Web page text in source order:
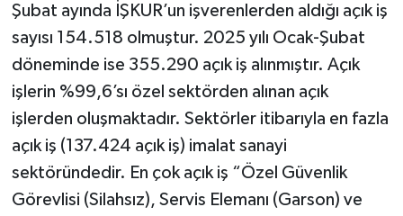
Şubat ayında İŞKUR’un işverenlerden aldığı açık iş
sayısı 154.518 olmuştur. 2025 yılı Ocak-Şubat
döneminde ise 355.290 açık iş alınmıştır. Açık
işlerin %99,6’sı özel sektörden alınan açık
işlerden oluşmaktadır. Sektörler itibarıyla en fazla
açık iş (137.424 açık iş) imalat sanayi
sektöründedir. En çok açık iş “Özel Güvenlik
Görevlisi (Silahsız), Servis Elemanı (Garson) ve